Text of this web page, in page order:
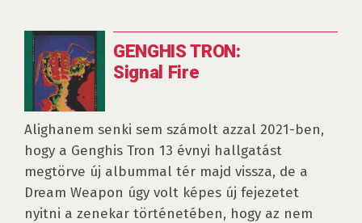
GENGHIS TRON:
Signal Fire
Alighanem senki sem számolt azzal 2021-ben,
hogy a Genghis Tron 13 évnyi hallgatást
megtörve új albummal tér majd vissza, de a
Dream Weapon úgy volt képes új fejezetet
nyitni a zenekar történetében, hogy az nem